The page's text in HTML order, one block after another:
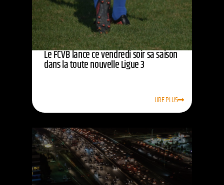
Le FCVB lance ce vendredi soir sa saison
dans la toute nouvelle Ligue 3
LIRE PLUS